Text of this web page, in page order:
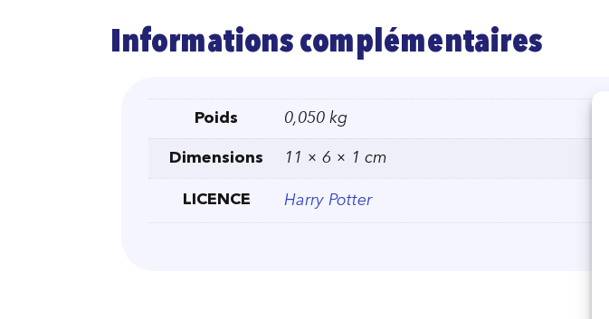
Informations complémentaires
Poids 0,050 kg
Dimensions 11 × 6 × 1 cm
LICENCE Harry Potter